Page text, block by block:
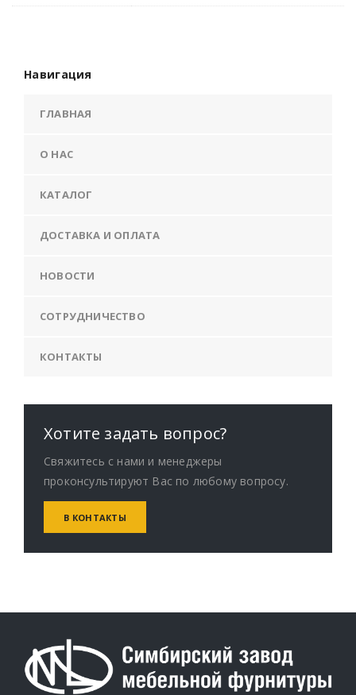
Навигация
ГЛАВНАЯ
О НАС
КАТАЛОГ
ДОСТАВКА И ОПЛАТА
НОВОСТИ
СОТРУДНИЧЕСТВО
КОНТАКТЫ
Хотите задать вопрос?
Свяжитесь с нами и менеджеры
проконсультируют Вас по любому вопросу.
В КОНТАКТЫ